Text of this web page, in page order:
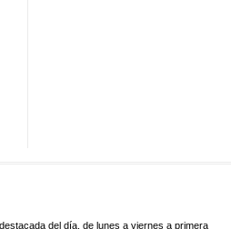
del día, de lunes a viernes a primera